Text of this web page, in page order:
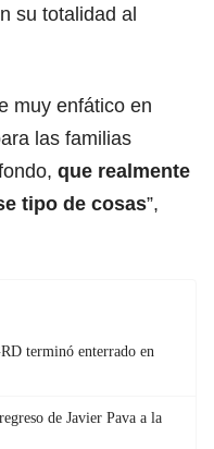
su totalidad al
muy enfático en
las familias
que realmente
tipo de cosas”,
terminó enterrado en
de Javier Pava a la